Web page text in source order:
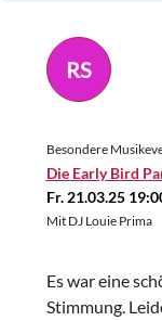
RS
Besondere
Die Early Bird
Fr. 21.03.25
Mit DJ Louie Prima
Es war eine
Stimmung.